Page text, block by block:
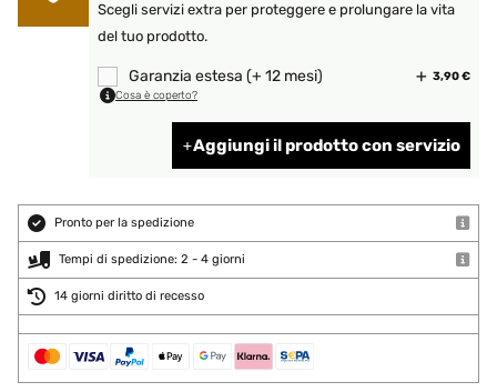
Scegli servizi extra per proteggere e prolungare la vita
del tuo prodotto.
Garanzia estesa (+ 12 mesi) 3,90 €
Cosa è coperto?
Aggiungi il prodotto con servizio
Pronto per la spedizione
Tempi di spedizione: 2 - 4 giorni
14 giorni diritto di recesso